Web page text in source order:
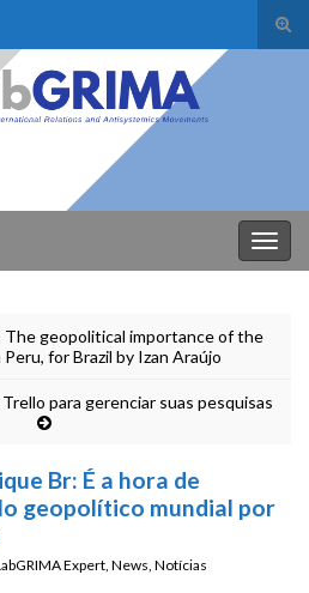
The geopolitical importance of the
for Brazil by Izan Araújo
para gerenciar suas pesquisas
Br: É a hora de
geopolítico mundial por
Expert, News, Notícias